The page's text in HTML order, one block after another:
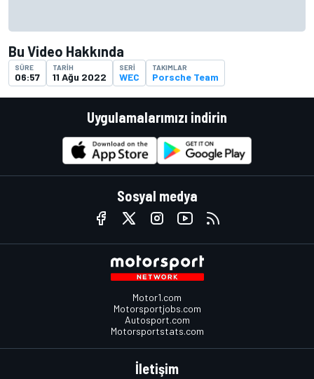
Bu Video Hakkında
SÜRE
06:57
TARIH
11 Ağu 2022
SERI
WEC
TAKIMLAR
Porsche Team
Uygulamalarımızı indirin
Sosyal medya
Motor1.com
Motorsportjobs.com
Autosport.com
Motorsportstats.com
İletişim